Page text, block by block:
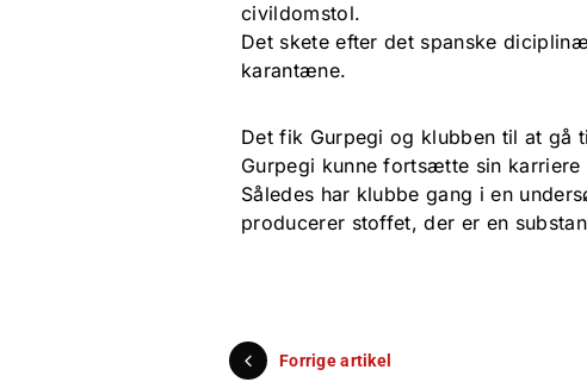
civildomstol.
Det skete efter det spanske
karantæne.
Det fik Gurpegi og klubben til at gå
Gurpegi kunne fortsætte sin
Således har klubbe gang i en
producerer stoffet, der er en
Forrige artikel